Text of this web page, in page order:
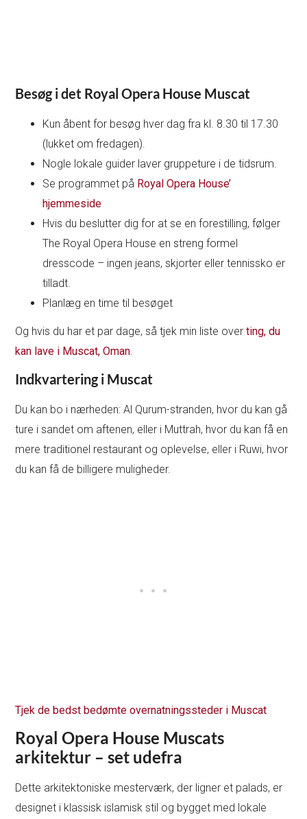
Besøg i det Royal Opera House Muscat
Kun åbent for besøg hver dag fra kl. 8.30 til 17.30
(lukket om fredagen).
Nogle lokale guider laver gruppeture i de tidsrum.
Se programmet på Royal Opera House’
hjemmeside
Hvis du beslutter dig for at se en forestilling, følger
The Royal Opera House en streng formel
dresscode – ingen jeans, skjorter eller tennissko er
tilladt.
Planlæg en time til besøget
Og hvis du har et par dage, så tjek min liste overting, du
kan lave i Muscat, Oman
Indkvartering i Muscat
Du kan bo i nærheden: Al Qurum-stranden, hvor du kan gå
ture i sandet om aftenen, eller i Muttrah, hvor du kan få en
mere traditionel restaurant og oplevelse, eller i Ruwi, hvor
du kan få de billigere muligheder.
Tjek de bedst bedømte overnatningssteder i Muscat
Royal Opera House Muscats
arkitektur – set udefra
Dette arkitektoniske mesterværk, der ligner et palads, er
designet i klassisk islamisk stil og bygget med lokale